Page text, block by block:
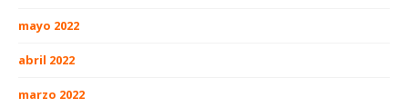
mayo 2022
abril 2022
marzo 2022